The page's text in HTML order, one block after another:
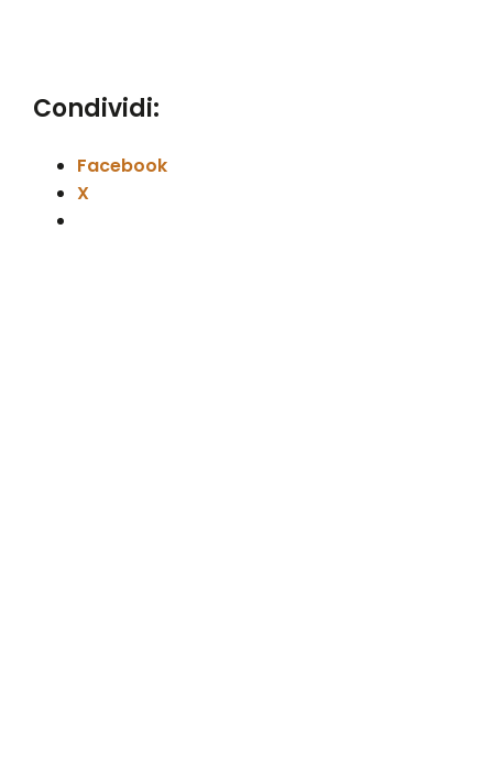
Condividi:
Facebook
X